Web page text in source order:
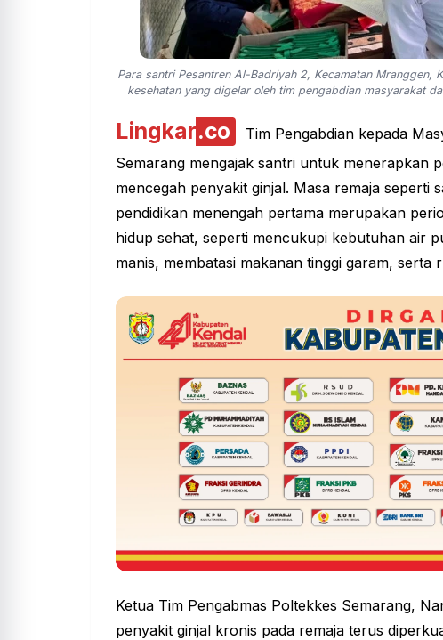
Para santri Pesantren Al-Badriyah 2, Kecamatan Mranggen,
kesehatan yang digelar oleh tim pengabdian masyarakat
Lingkar.co
Tim Pengabdian kepada
Semarang mengajak santri untuk menerapkan
mencegah penyakit ginjal. Masa remaja seperti
pendidikan menengah pertama merupakan
hidup sehat, seperti mencukupi kebutuhan air
manis, membatasi makanan tinggi garam, serta
Ketua Tim Pengabmas Poltekkes Semarang,
penyakit ginjal kronis pada remaja terus